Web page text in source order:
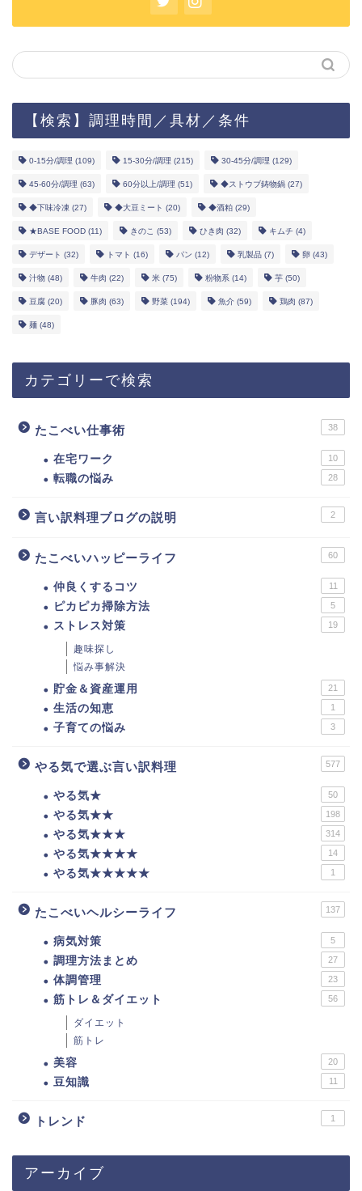
【検索】調理時間／具材／条件
0-15分/調理 (109) 15-30分/調理 (215) 30-45分/調理 (129)
45-60分/調理 (63) 60分以上/調理 (51) ◆ストウブ鋳物鍋 (27)
◆下味冷凍 (27) ◆大豆ミート (20) ◆酒粕 (29)
★BASE FOOD (11) きのこ (53) ひき肉 (32) キムチ (4)
デザート (32) トマト (16) パン (12) 乳製品 (7) 卵 (43)
汁物 (48) 牛肉 (22) 米 (75) 粉物系 (14) 芋 (50)
豆腐 (20) 豚肉 (63) 野菜 (194) 魚介 (59) 鶏肉 (87)
麺 (48)
カテゴリーで検索
たこべい仕事術 38
在宅ワーク 10
転職の悩み 28
言い訳料理ブログの説明 2
たこべいハッピーライフ 60
仲良くするコツ 11
ピカピカ掃除方法 5
ストレス対策 19
趣味探し
悩み事解決
貯金＆資産運用 21
生活の知恵 1
子育ての悩み 3
やる気で選ぶ言い訳料理 577
やる気★ 50
やる気★★ 198
やる気★★★ 314
やる気★★★★ 14
やる気★★★★★ 1
たこべいヘルシーライフ 137
病気対策 5
調理方法まとめ 27
体調管理 23
筋トレ＆ダイエット 56
ダイエット
筋トレ
美容 20
豆知識 11
トレンド 1
アーカイブ